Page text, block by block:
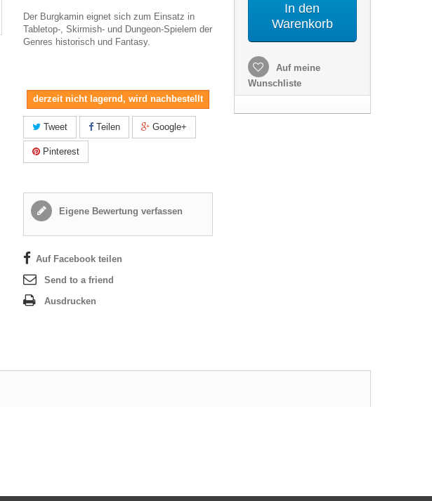
Der Burgkamin eignet sich zum Einsatz in
Tabletop-, Skirmish- und Dungeon-Spielem der
Genres historisch und Fantasy.
derzeit nicht lagernd, wird nachbestellt
Tweet Teilen Google+
Pinterest
Eigene Bewertung verfassen
Auf Facebook teilen
Send to a friend
Ausdrucken
In den
Warenkorb
Auf meine
Wunschliste